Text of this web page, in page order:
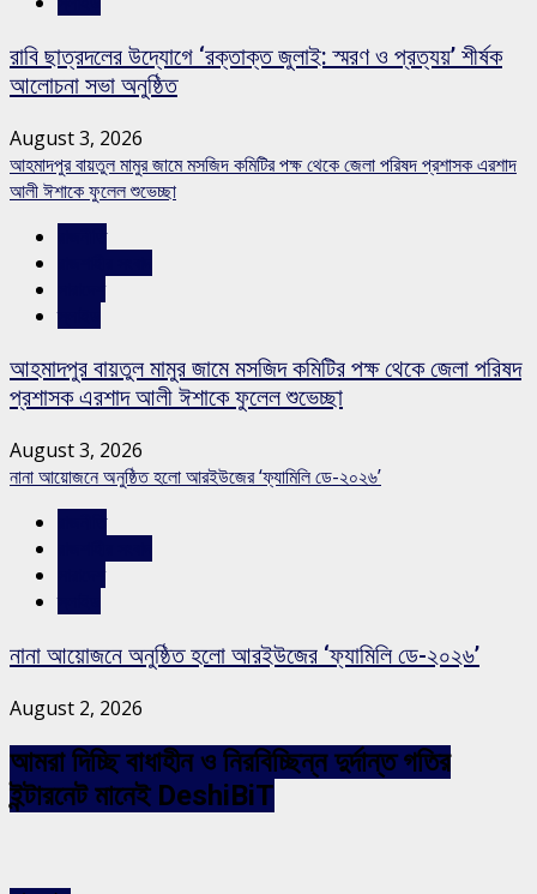
রাবি ছাত্রদলের উদ্যোগে ‘রক্তাক্ত জুলাই: স্মরণ ও প্রত্যয়’ শীর্ষক
আলোচনা সভা অনুষ্ঠিত
August 3, 2026
আহমাদপুর বায়তুল মামুর জামে মসজিদ কমিটির পক্ষ থেকে জেলা পরিষদ প্রশাসক এরশাদ
আলী ঈশাকে ফুলেল শুভেচ্ছা
আহমাদপুর বায়তুল মামুর জামে মসজিদ কমিটির পক্ষ থেকে জেলা পরিষদ
প্রশাসক এরশাদ আলী ঈশাকে ফুলেল শুভেচ্ছা
August 3, 2026
নানা আয়োজনে অনুষ্ঠিত হলো আরইউজের ‘ফ্যামিলি ডে-২০২৬’
নানা আয়োজনে অনুষ্ঠিত হলো আরইউজের ‘ফ্যামিলি ডে-২০২৬’
August 2, 2026
আমরা দিচ্ছি বাধাহীন ও নিরবিচ্ছিন্ন দুর্দান্ত গতির
ইন্টারনেট মানেই DeshiBiT